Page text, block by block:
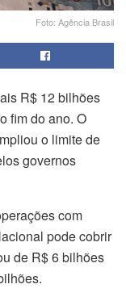
Foto: Agência Brasil
R$ 12 bilhões
fim do ano. O
o limite de
governos
com
pode cobrir
de R$ 6 bilhões